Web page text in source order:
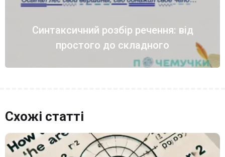
Синтаксичний розбір речення: від
простого до складного
Схожі статті